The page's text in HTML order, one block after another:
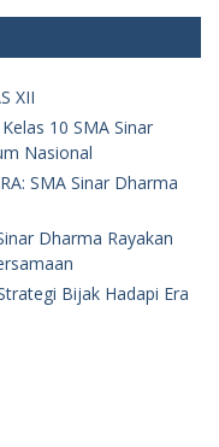
XII
10 SMA Sinar
Nasional
SMA Sinar Dharma
Dharma Rayakan
Bijak Hadapi Era